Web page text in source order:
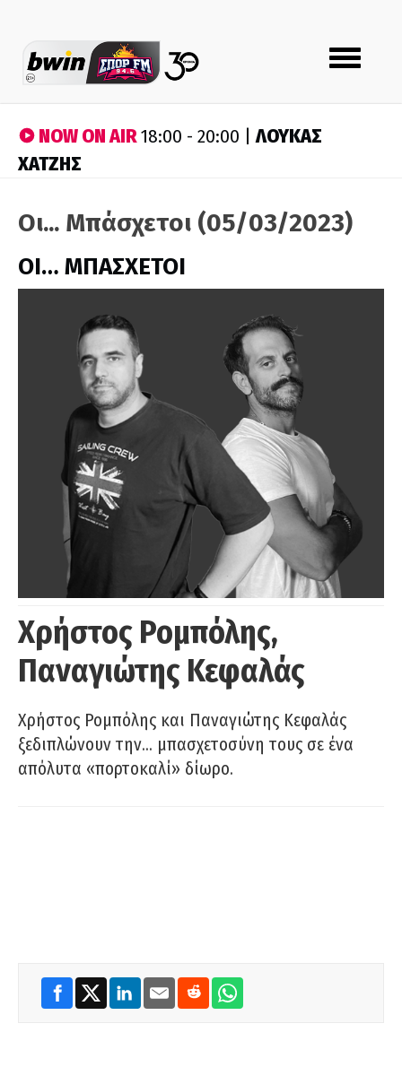
Toggle
navigation
NOW ON AIR18:00 - 20:00 |ΛΟΥΚΑΣ
ΧΑΤΖΗΣ
Οι... Μπάσχετοι (05/03/2023)
ΟΙ… ΜΠΑΣΧΕΤΟΙ
Χρήστος Ρομπόλης,
Παναγιώτης Κεφαλάς
Χρήστος Ρομπόλης και Παναγιώτης Κεφαλάς
ξεδιπλώνουν την… μπασχετοσύνη τους σε ένα
απόλυτα «πορτοκαλί» δίωρο.